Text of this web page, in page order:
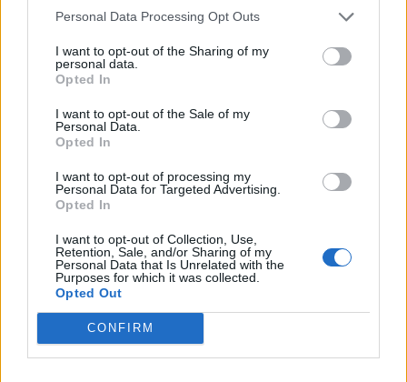
Personal Data Processing Opt Outs
I want to opt-out of the Sharing of my
personal data.
Opted In
I want to opt-out of the Sale of my
Personal Data.
Opted In
I want to opt-out of processing my
Personal Data for Targeted Advertising.
Opted In
I want to opt-out of Collection, Use,
Retention, Sale, and/or Sharing of my
Personal Data that Is Unrelated with the
Purposes for which it was collected.
Opted Out
CONFIRM
Η θεσμοθέτηση αυτών των δυνατοτήτων,
σύμφωνα με το ΥΠΕΝ, συμπληρώνει την
ανταγωνισμού- εισαγωγή του πράσινου τιμολογίου
και την καλύτερη διασφάλιση των συμφερόντων
του καταναλωτή
Πηγή: ΑΠΕ-ΜΠΕ